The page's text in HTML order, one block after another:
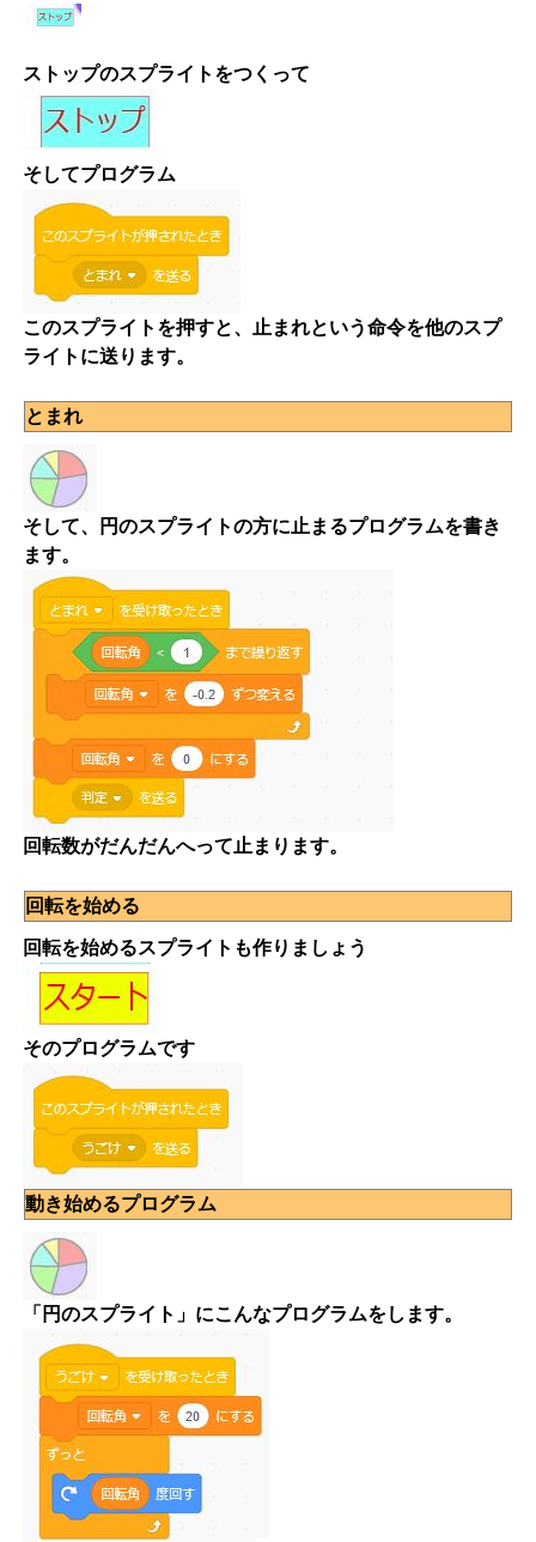
ストップのスプライトをつくって
そしてプログラム
このスプライトを押すと、止まれという命令を他のスプ
ライトに送ります。
とまれ
そして、円のスプライトの方に止まるプログラムを書き
ます。
回転数がだんだんへって止まります。
回転を始める
回転を始めるスプライトも作りましょう
そのプログラムです
動き始めるプログラム
「円のスプライト」にこんなプログラムをします。